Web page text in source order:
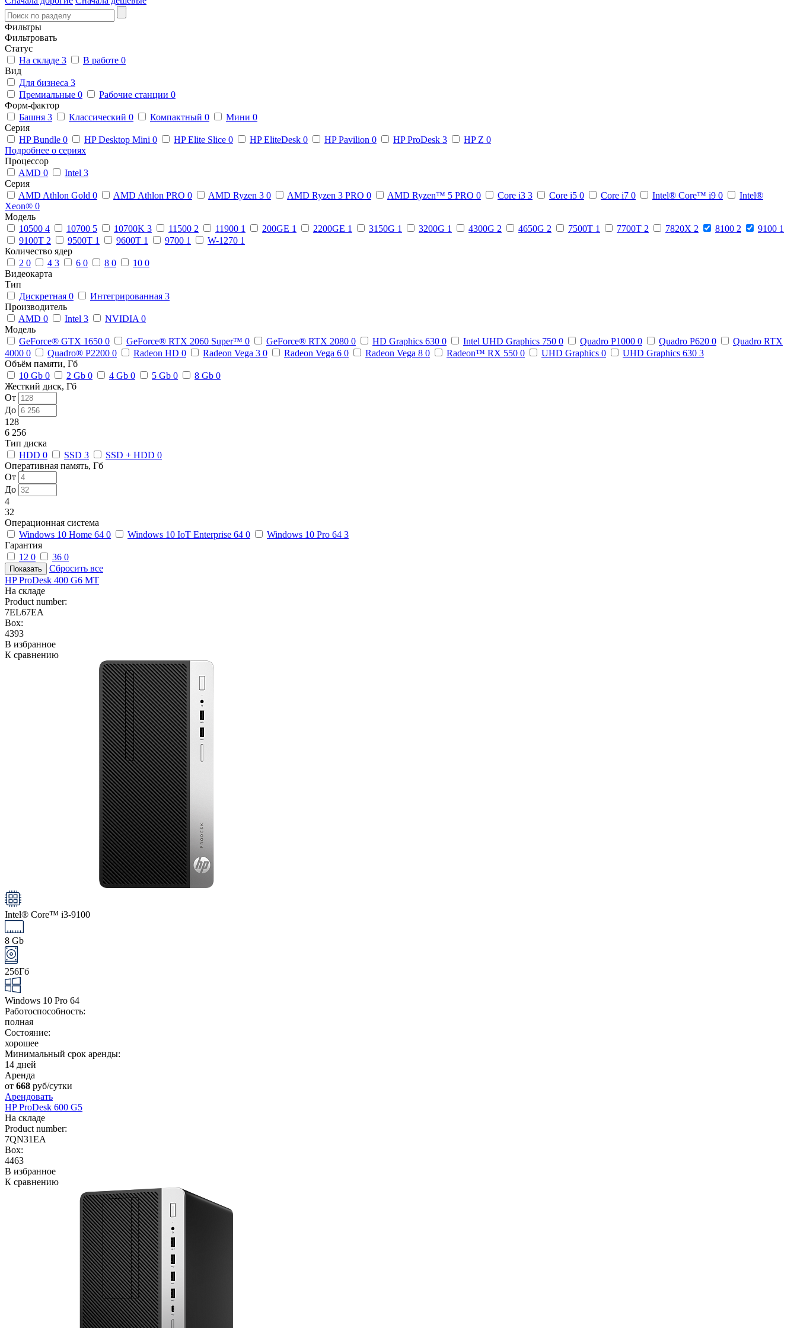
Фильтры
Фильтровать
Статус
На складе 3 В работе 0
Вид
Для бизнеса 3
Премиальные 0 Рабочие станции 0
Форм-фактор
Башня 3 Классический 0 Компактный 0 Мини 0
Серия
HP Bundle 0 HP Desktop Mini 0 HP Elite Slice 0 HP EliteDesk 0 HP Pavilion 0 HP ProDesk 3 HP Z 0
Подробнее о сериях
Процессор
AMD 0 Intel 3
Серия
AMD Athlon Gold 0 AMD Athlon PRO 0 AMD Ryzen 3 0 AMD Ryzen 3 PRO 0 AMD Ryzen™ 5 PRO 0 Core i3 3 Core i5 0 Core i7 0 Intel® Core™ i9 0
Intel®
Xeon® 0
Модель
10500 4 10700 5 10700K 3 11500 2 11900 1 200GE 1 2200GE 1 3150G 1 3200G 1 4300G 2 4650G 2 7500T 1 7700T 2 7820X 2 8100 2 9100 1
9100T 2 9500T 1 9600T 1 9700 1 W-1270 1
Количество ядер
2 0 4 3 6 0 8 0 10 0
Видеокарта
Тип
Дискретная 0 Интегрированная 3
Производитель
AMD 0 Intel 3 NVIDIA 0
Модель
GeForce® GTX 1650 0 GeForce® RTX 2060 Super™ 0 GeForce® RTX 2080 0 HD Graphics 630 0 Intel UHD Graphics 750 0 Quadro P1000 0 Quadro P620 0
Quadro RTX
4000 0 Quadro® P2200 0 Radeon HD 0 Radeon Vega 3 0 Radeon Vega 6 0 Radeon Vega 8 0 Radeon™ RX 550 0 UHD Graphics 0 UHD Graphics 630 3
Объём памяти, Гб
10 Gb 0 2 Gb 0 4 Gb 0 5 Gb 0 8 Gb 0
Жесткий диск, Гб
От
До
128
6 256
Тип диска
HDD 0 SSD 3 SSD + HDD 0
Оперативная память, Гб
От
До
4
32
Операционная система
Windows 10 Home 64 0 Windows 10 IoT Enterprise 64 0 Windows 10 Pro 64 3
Гарантия
12 0 36 0
Сбросить все
HP ProDesk 400 G6 MT
На складе
Product number:
7EL67EA
Box:
4393
В избранное
К сравнению
Intel® Core™ i3-9100
8 Gb
256Гб
Windows 10 Pro 64
Работоспособность:
полная
Состояние:
хорошее
Минимальный срок аренды:
14 дней
Аренда
от 668 руб/сутки
Арендовать
HP ProDesk 600 G5
На складе
Product number:
7QN31EA
Box:
4463
В избранное
К сравнению